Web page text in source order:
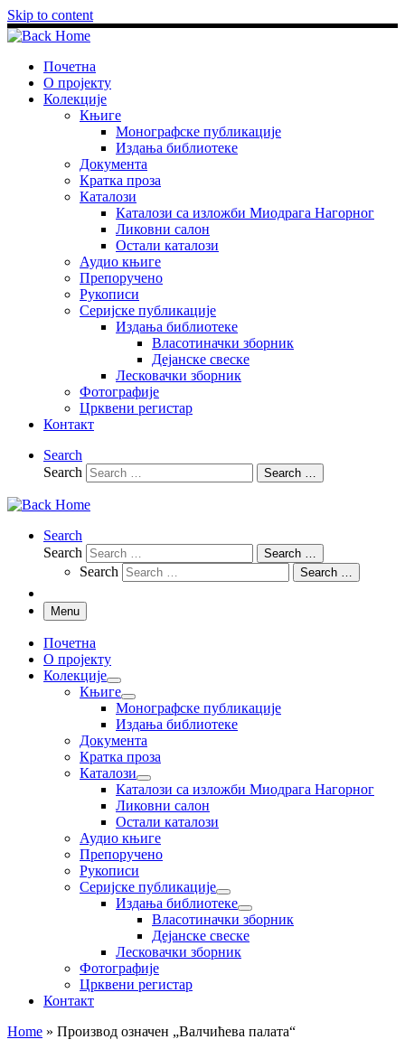
Skip to content
Почетна
О пројекту
Колекције
Књиге
Монографске публикације
Издања библиотеке
Документа
Кратка проза
Каталози
Каталози са изложби Миодрага Нагорног
Ликовни салон
Остали каталози
Аудио књиге
Препоручено
Рукописи
Серијске публикације
Издања библиотеке
Власотиначки зборник
Дејанске свеске
Лесковачки зборник
Фотографије
Црквени регистар
Контакт
Search
Search
Search …
Search
Search
Search …
Search Search …
Menu
Почетна
О пројекту
Колекције
Књиге
Монографске публикације
Издања библиотеке
Документа
Кратка проза
Каталози
Каталози са изложби Миодрага Нагорног
Ликовни салон
Остали каталози
Аудио књиге
Препоручено
Рукописи
Серијске публикације
Издања библиотеке
Власотиначки зборник
Дејанске свеске
Лесковачки зборник
Фотографије
Црквени регистар
Контакт
Home » Производ oзначен „Валчићева палата“